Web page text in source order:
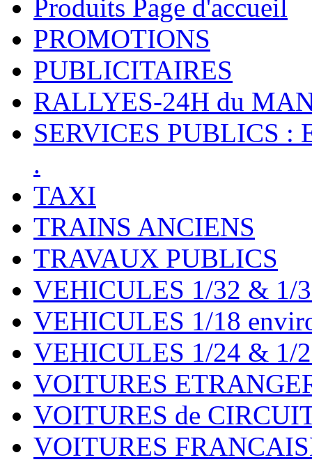
Produits Page d'accueil
PROMOTIONS
PUBLICITAIRES
RALLYES-24H du
SERVICES PUBLICS :
.
TAXI
TRAINS ANCIENS
TRAVAUX PUBLICS
VEHICULES 1/32 & 1/
VEHICULES 1/18
VEHICULES 1/24 & 1/
VOITURES
VOITURES de
VOITURES